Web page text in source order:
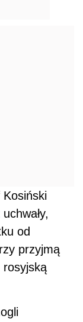
uchwały,
od
przyjmą
rosyjską